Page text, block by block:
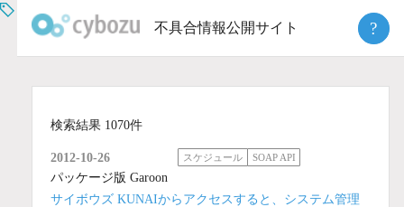
不具合情報公開サイト ?
検索結果 1070件
2012-10-26 スケジュール SOAP API
パッケージ版 Garoon
サイボウズ KUNAIからアクセスすると、システム管理